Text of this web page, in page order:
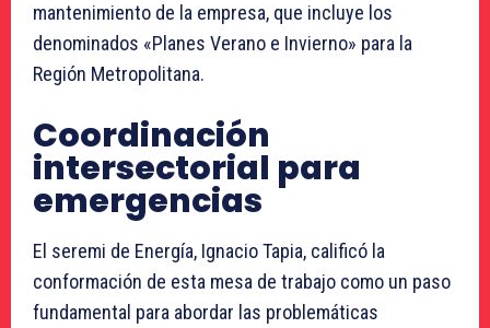
mantenimiento de la empresa, que incluye los
denominados «Planes Verano e Invierno» para la
Región Metropolitana.
Coordinación
intersectorial para
emergencias
El seremi de Energía, Ignacio Tapia, calificó la
conformación de esta mesa de trabajo como un paso
fundamental para abordar las problemáticas